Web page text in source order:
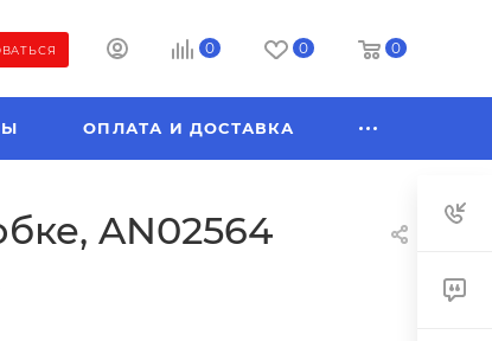
0 0 0
ОПЛАТА И ДОСТАВКА
AN02564